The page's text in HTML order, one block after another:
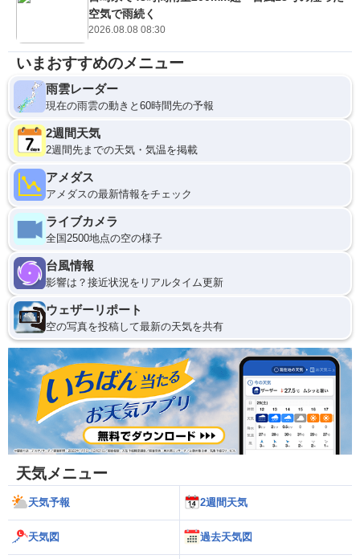
空気で雨続く
2026.08.08 08:30
いまおすすめのメニュー
雨雲レーダー
現在の雨雲の動きと60時間先の予報
2週間天気
2週間先までの天気・気温を掲載
アメダス
アメダスの最新情報をチェック
ライブカメラ
全国2500地点の空の様子
台風情報
影響は？接近状況をリアルタイム更新
ウェザーリポート
空の写真を投稿して最新の天気を共有
天気メニュー
天気予報 2週間天気
天気図 過去天気図